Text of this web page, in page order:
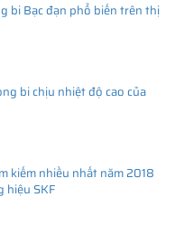
bi Bạc đạn phổ biến trên thị
bi chịu nhiệt độ cao của
kiếm nhiều nhất năm 2018
hiệu SKF